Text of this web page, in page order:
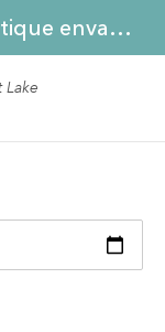
Déclaration d'une espèce exotique envahissante aquatique au lac Memphrémagog
Lake